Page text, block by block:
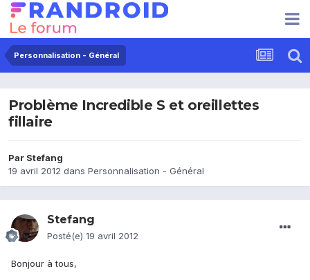
Personnalisation - Général
Problème Incredible S et oreillettes
fillaire
Par Stefang
19 avril 2012 dans Personnalisation - Général
Stefang
Posté(e) 19 avril 2012
Bonjour à tous,